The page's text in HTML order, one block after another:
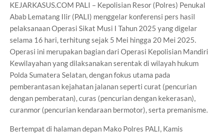
KEJARKASUS.COM PALI – Kepolisian Resor (Polres) Penukal
Abab Lematang Ilir (PALI) menggelar konferensi pers hasil
pelaksanaan Operasi Sikat Musi I Tahun 2025 yang digelar
selama 16 hari, terhitung sejak 5 Mei hingga 20 Mei 2025.
Operasi ini merupakan bagian dari Operasi Kepolisian Mandiri
Kewilayahan yang dilaksanakan serentak di wilayah hukum
Polda Sumatera Selatan, dengan fokus utama pada
pemberantasan kejahatan jalanan seperti curat (pencurian
dengan pemberatan), curas (pencurian dengan kekerasan),
curanmor (pencurian kendaraan bermotor), serta premanisme.
Bertempat di halaman depan Mako Polres PALI, Kamis